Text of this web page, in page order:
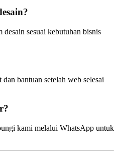
sesuai kebutuhan bisnis
bantuan setelah web selesai
kami melalui WhatsApp untuk